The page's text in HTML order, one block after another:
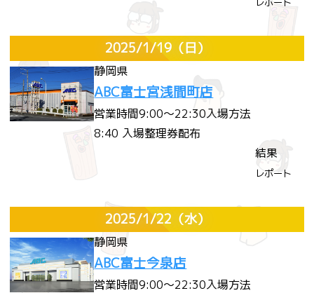
2025/1/19（日）
静岡県
ABC富士宮浅間町店
営業時間9:00～22:30入場方法
8:40 入場整理券配布
結果
レポート
2025/1/22 （水）
静岡県
ABC富士今泉店
営業時間9:00～22:30入場方法